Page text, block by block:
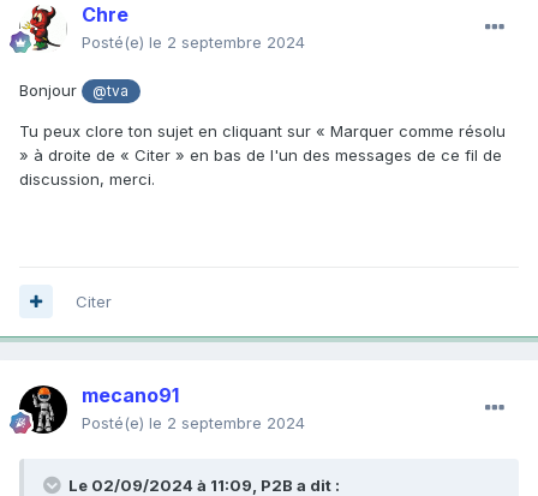
Chre
Posté(e) le 2 septembre 2024
Bonjour @tva
Tu peux clore ton sujet en cliquant sur « Marquer comme résolu
» à droite de « Citer » en bas de l'un des messages de ce fil de
discussion, merci.
Citer
mecano91
Posté(e) le 2 septembre 2024
Le 02/09/2024 à 11:09, P2B a dit :